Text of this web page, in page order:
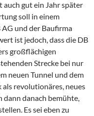
auch gut ein Jahr später
soll in einem
und der Baufirma
ist jedoch, dass die DB
großflächigen
Strecke bei nur
neuen Tunnel und dem
revolutionäres, neues
dann danach bemühte,
Es sei eben zu